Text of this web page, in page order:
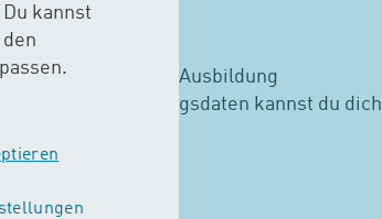
Du kannst
First Flow Ausbildung
den Ausbildungsdaten kannst du dich